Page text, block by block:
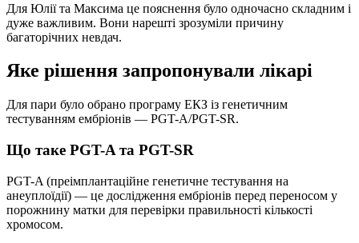
Для Юлії та Максима це пояснення було одночасно складним і
дуже важливим. Вони нарешті зрозуміли причину
багаторічних невдач.
Яке рішення запропонували лікарі
Для пари було обрано програму ЕКЗ із генетичним
тестуванням ембріонів — PGT-A/PGT-SR.
Що таке PGT-A та PGT-SR
PGT-A (преімплантаційне генетичне тестування на
анеуплоїдії) — це дослідження ембріонів перед переносом у
порожнину матки для перевірки правильності кількості
хромосом.